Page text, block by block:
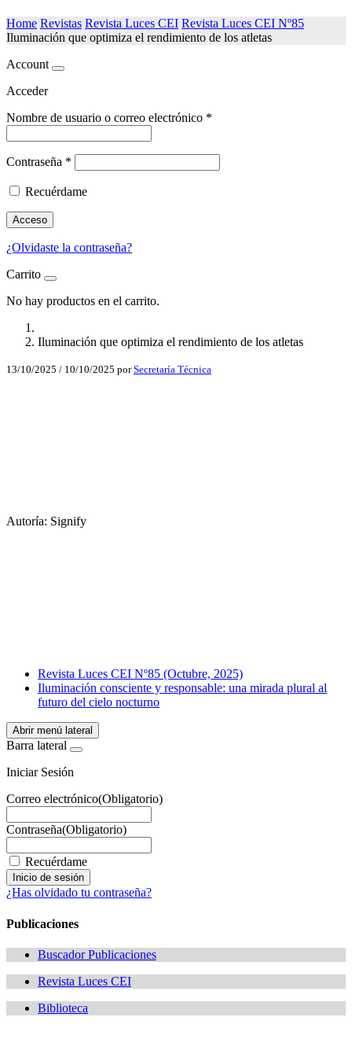
Home Revistas Revista Luces CEI Revista Luces CEI Nº85
Iluminación que optimiza el rendimiento de los atletas
Account
Acceder
Nombre de usuario o correo electrónico *
Contraseña *
Recuérdame
Acceso
¿Olvidaste la contraseña?
Carrito
No hay productos en el carrito.
Iluminación que optimiza el rendimiento de los atletas
13/10/2025 / 10/10/2025 porSecretaría Técnica
WhatsApp
Autoría: Signify
WhatsApp
Revista Luces CEI Nº85 (Octubre, 2025)
Iluminación consciente y responsable: una mirada plural al
futuro del cielo nocturno
Abrir menú lateral
Barra lateral
Iniciar Sesión
Correo electrónico(Obligatorio)
Contraseña(Obligatorio)
Recuérdame
¿Has olvidado tu contraseña?
Publicaciones
Buscador Publicaciones
Revista Luces CEI
Biblioteca